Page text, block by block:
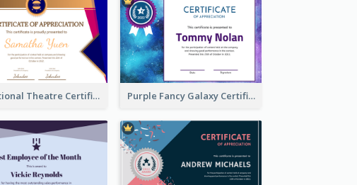
Traditional Theatre Certificate Design Template Purple Fancy Galaxy Certificate